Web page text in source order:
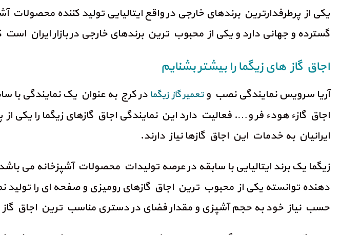
یکی از پرطرفدارترین برندهای خارجی در واقع ایتالیایی تولید کننده
گسترده و جهانی دارد و یکی از محبوب ترین برندهای خارجی در بازار ایران
اجاق گاز های زیگما را بیشتر بشنایم
آریا سرویس نمایندگی نصب وتعمیر گاز زیگما در کرج به عنوان یک نمایندگی با
اجاق گازء هودء فر و…. فعالیت دارد این نمایندگی اجاق گازهای زیگما را یکی
ایرانیان به خدمات این اجاق گازها نیاز دارند.
زیگما یک برند ایتالیایی با سابقه در عرصه تولیدات محصولات آشپزخانه می
حسب نیاز خود به حجم آشپزی و مقدار فضای در دستری مناسب ترین اجاق گاز